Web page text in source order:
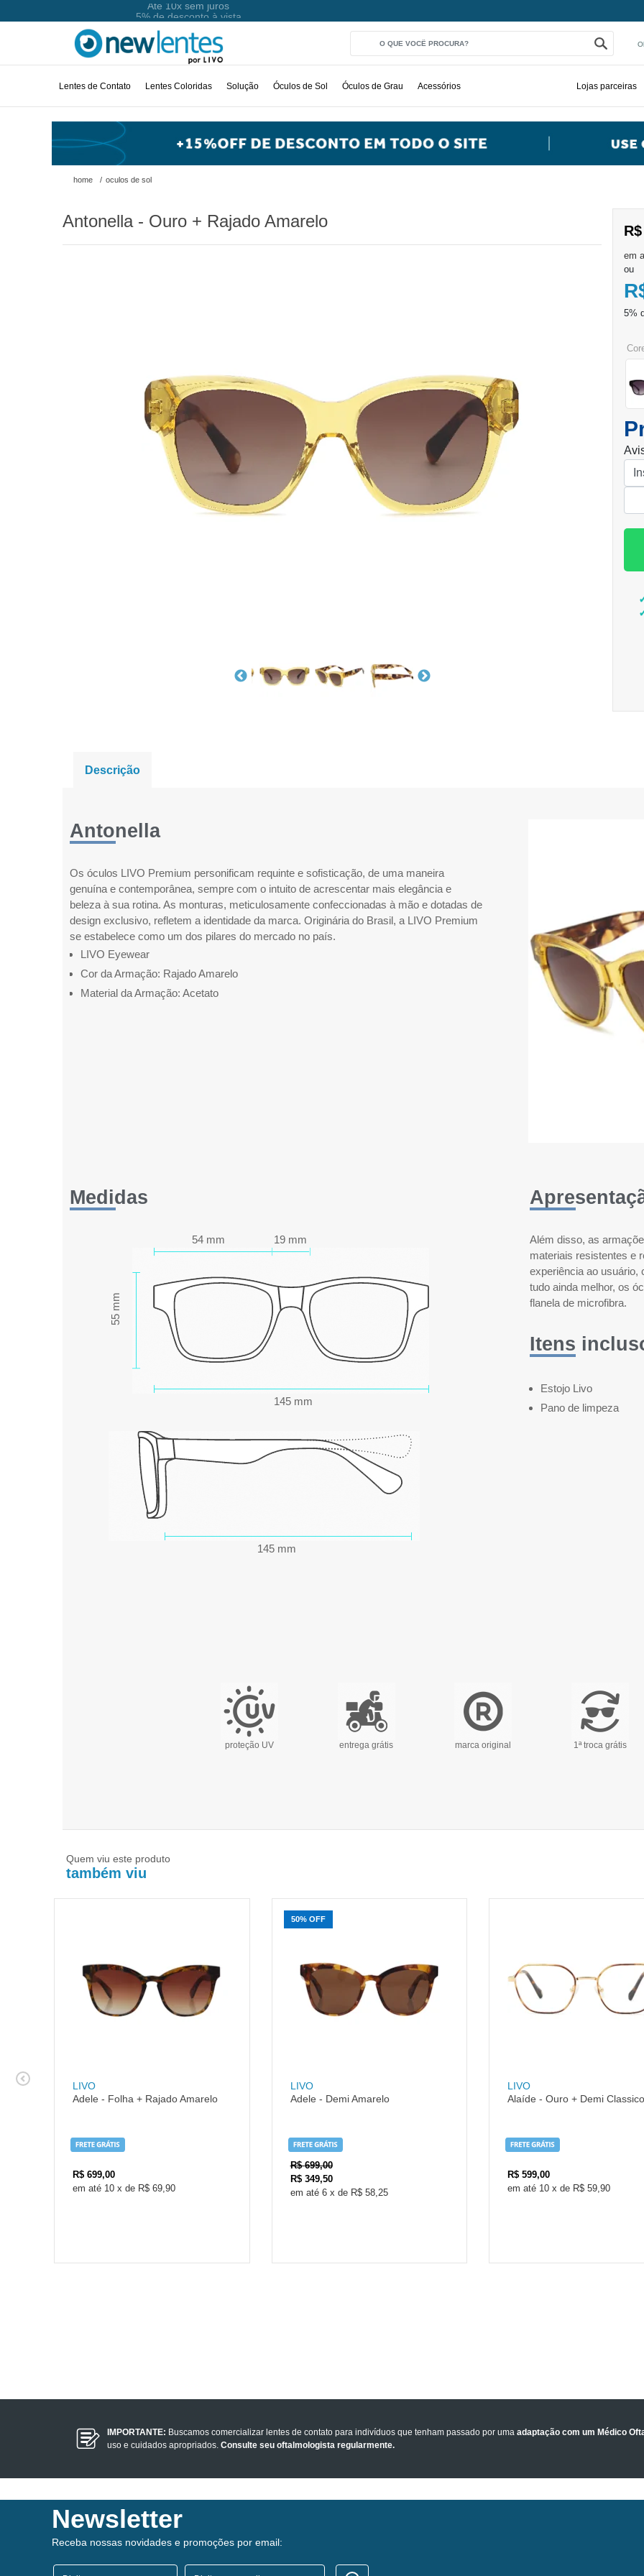
Até 10x sem juros
Lentes de Contato Lentes Coloridas Solução Óculos de Sol Óculos de Grau Acessórios Lojas parceiras
home / oculos de sol
Antonella - Ouro + Rajado Amarelo
ou
Descrição
Antonella
Os óculos LIVO Premium personificam requinte e sofisticação, de uma maneira
genuína e contemporânea, sempre com o intuito de acrescentar mais elegância e
beleza à sua rotina. As monturas, meticulosamente confeccionadas à mão e dotadas de
design exclusivo, refletem a identidade da marca. Originária do Brasil, a LIVO Premium
se estabelece como um dos pilares do mercado no país.
LIVO Eyewear
Cor da Armação: Rajado Amarelo
Material da Armação: Acetato
Medidas
54 mm 19 mm
55 mm
145 mm
145 mm
Além disso, as
materiais resistentes e
experiência ao usuário,
tudo ainda melhor, os
flanela de microfibra.
Itens
Estojo Livo
Pano de limpeza
proteção UV entrega grátis marca original 1ª troca grátis
Quem viu este produto
também viu
LIVO
Adele - Folha + Rajado Amarelo
R$ 699,00
10 x de R$ 69,90
50% OFF
LIVO
Adele - Demi Amarelo
R$ 699,00
R$ 349,50
6 x de R$ 58,25
LIVO
Alaíde - Ouro + Demi
R$ 599,00
10 x de R$ 59,90
IMPORTANTE: Buscamos comercializar lentes de contato para indivíduos que tenham passado por uma adaptação com um Médico
uso e cuidados apropriados. Consulte seu oftalmologista regularmente.
Newsletter
Receba nossas novidades e promoções por email: